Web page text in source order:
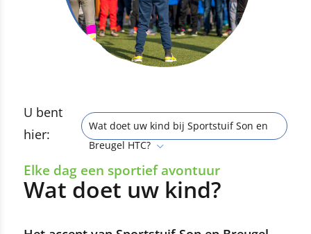
U bent
hier:
Wat doet uw kind bij Sportstuif Son en
Breugel HTC?
Elke dag een sportief avontuur
Wat doet uw kind?